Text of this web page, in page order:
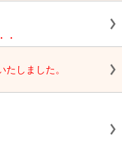
・
しました。